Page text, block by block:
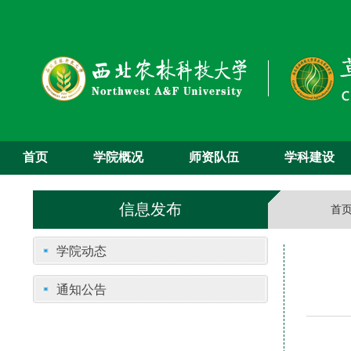
首页 学院概况 师资队伍 学科建设
信息发布 首
学院动态
通知公告